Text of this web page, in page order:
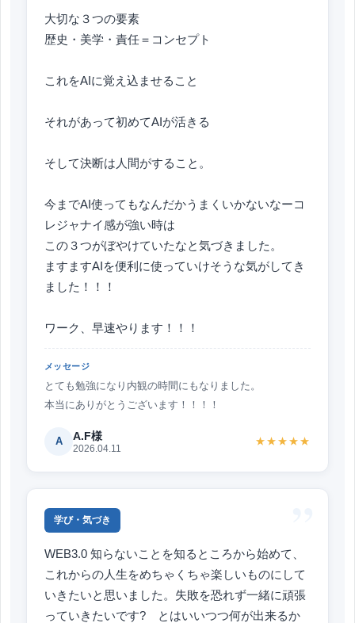
大切な３つの要素
歴史・美学・責任＝コンセプト
これをAIに覚え込ませること
それがあって初めてAIが活きる
そして決断は人間がすること。
今までAI使ってもなんだかうまくいかないなーコ
レジャナイ感が強い時は
この３つがぼやけていたなと気づきました。
ますますAIを便利に使っていけそうな気がしてき
ました！！！
ワーク、早速やります！！！
メッセージ
とても勉強になり内観の時間にもなりました。
本当にありがとうございます！！！！
A A.F様
2026.04.11
★★★★★
学び・気づき
WEB3.0 知らないことを知るところから始めて、
これからの人生をめちゃくちゃ楽しいものにして
いきたいと思いました。失敗を恐れず一緒に頑張
っていきたいです? とはいいつつ何が出来るか